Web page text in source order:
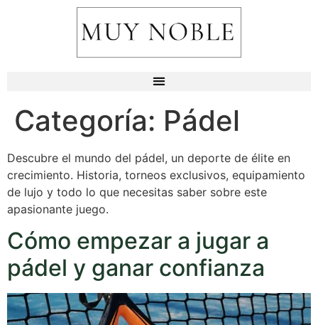
Categoría: Pádel
Descubre el mundo del pádel, un deporte de élite en
crecimiento. Historia, torneos exclusivos, equipamiento
de lujo y todo lo que necesitas saber sobre este
apasionante juego.
Cómo empezar a jugar a
pádel y ganar confianza